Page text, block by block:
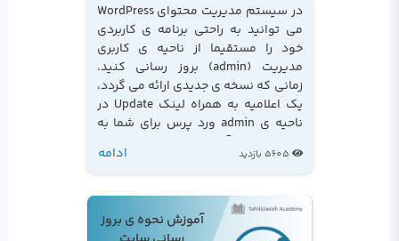
در سیستم مدیریت محتوای WordPress
می توانید به راحتی برنامه ی کاربردی
خود را مستقیما از ناحیه ی کاربری
مدیریت (admin) بروز رسانی کنید.
زمانی که نسخه ی جدیدی ارائه می گردد،
یک اعلامیه به همراه لینک Update در
ناحیه ی admin ورد پرس برای شما به
نمایش در می آید...
5605 بازدید ادامه
آموزش نحوه ی بروز